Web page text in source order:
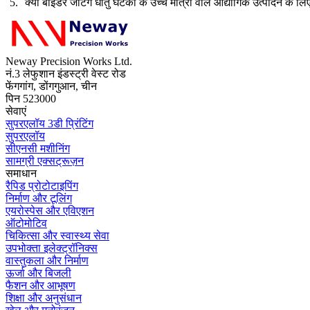
Neway Precision Works Ltd.
नं.3 लेफुशान इंडस्ट्री वेस्ट रोड
फेंगगांग, डोंगगुआन, चीन
पिन 523000
सेवाएं
सुपरएलॉय 3डी प्रिंटिंग
सुपरएलॉय
सीएनसी मशीनिंग
सामग्री एक्सट्रूज़न
समाधान
रैपिड प्रोटोटाइपिंग
निर्माण और टूलिंग
एयरोस्पेस और एविएशन
ऑटोमोटिव
चिकित्सा और स्वास्थ्य सेवा
उपभोक्ता इलेक्ट्रॉनिक्स
वास्तुकला और निर्माण
ऊर्जा और बिजली
फैशन और आभूषण
शिक्षा और अनुसंधान